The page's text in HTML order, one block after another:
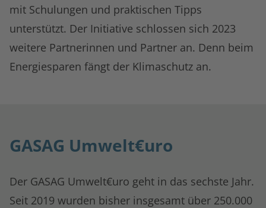
mit Schulungen und praktischen Tipps
unterstützt. Der Initiative schlossen sich 2023
weitere Partnerinnen und Partner an. Denn beim
Energiesparen fängt der Klimaschutz an.
GASAG Umwelt€uro
Der GASAG Umwelt€uro geht in das sechste Jahr.
Seit 2019 wurden bisher insgesamt über 250.000